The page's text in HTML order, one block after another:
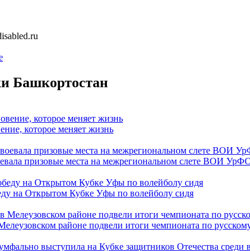
Башкортостан
которое меняет жизнь
призовые места на межрегиональном слете ВОИ
на Открытом Кубке Уфы по волейболу сидя
районе подвели итоги чемпионата по